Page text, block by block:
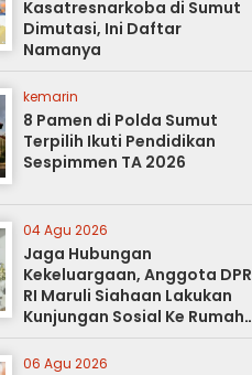
Kasatresnarkoba di Sumut
Dimutasi, Ini Daftar
Namanya
kemarin
8 Pamen di Polda Sumut
Terpilih Ikuti Pendidikan
Sespimmen TA 2026
04 Agu 2026
Jaga Hubungan
Kekeluargaan, Anggota DPR
RI Maruli Siahaan Lakukan
Kunjungan Sosial Ke Rumah
Duka
06 Agu 2026